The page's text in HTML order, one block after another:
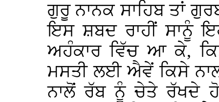
ਗੁਰੂ ਨਾਨਕ ਸਾਹਿਬ ਤਾਂ
ਇਸ ਸ਼ਬਦ ਰਾਹੀਂ ਸਾਨੂੰ
ਅਹੰਕਾਰ ਵਿੱਚ ਆ ਕੇ,
ਮਸਤੀ ਲਈ ਐਵੇਂ ਕਿਸੇ
ਨਾਲੋਂ ਰੱਬ ਨੂੰ ਚੇਤੇ ਰੱਖਦੇ